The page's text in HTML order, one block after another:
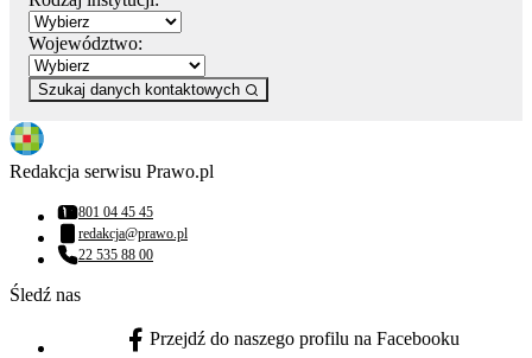
Województwo:
Szukaj danych kontaktowych
Redakcja serwisu Prawo.pl
Numer telefonu:
801 04 45 45
Adres email:
redakcja@prawo.pl
Numer telefonu:
22 535 88 00
Śledź nas
facebook - otwiera się w nowej karcie
Przejdź do naszego profilu na Facebooku